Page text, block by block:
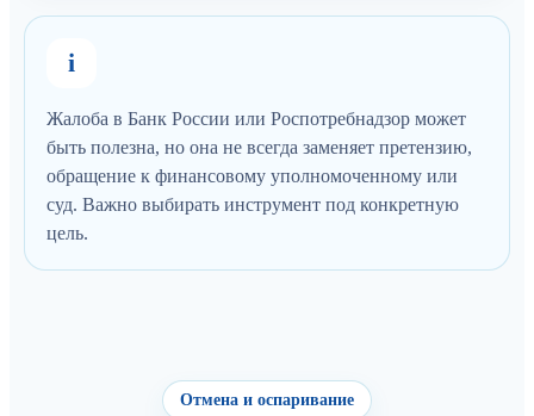
i
Жалоба в Банк России или Роспотребнадзор может
быть полезна, но она не всегда заменяет претензию,
обращение к финансовому уполномоченному или
суд. Важно выбирать инструмент под конкретную
цель.
Отмена и оспаривание